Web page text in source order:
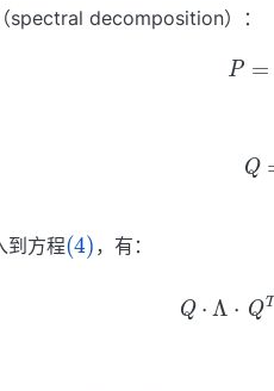
spectral decomposition）：
(4)P
(5)Q
到方程
(4)
，有：
(6)Q⋅ Λ⋅Q